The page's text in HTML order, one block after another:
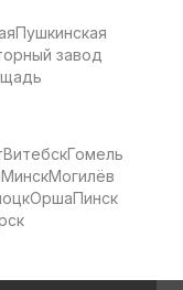
Пушкинская
завод
ВитебскГомель
МинскМогилёв
ОршаПинск